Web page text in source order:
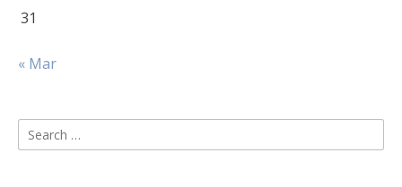
31
« Mar
Search
for: